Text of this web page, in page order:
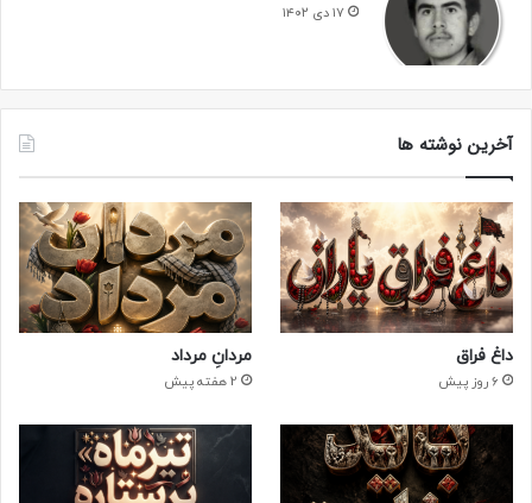
فرازهایی از وصیتنامه های شهید حسن هادی پور
(1)
قال ا… تعالی
سپاس خدای را که جلوه جمالش بر ساکنان ملک و ملکوت
گسترش یافته و شعاع حسنش بر انسان های عالم لاهوت و
۱۷ دی ۱۴۰۲
آخرین نوشته ها
داغ فراق
6 روز پیش
مردانِ مرداد
2 هفته پیش